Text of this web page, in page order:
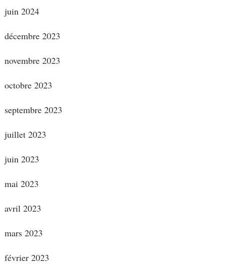
juin 2024
décembre 2023
novembre 2023
octobre 2023
septembre 2023
juillet 2023
juin 2023
mai 2023
avril 2023
mars 2023
février 2023